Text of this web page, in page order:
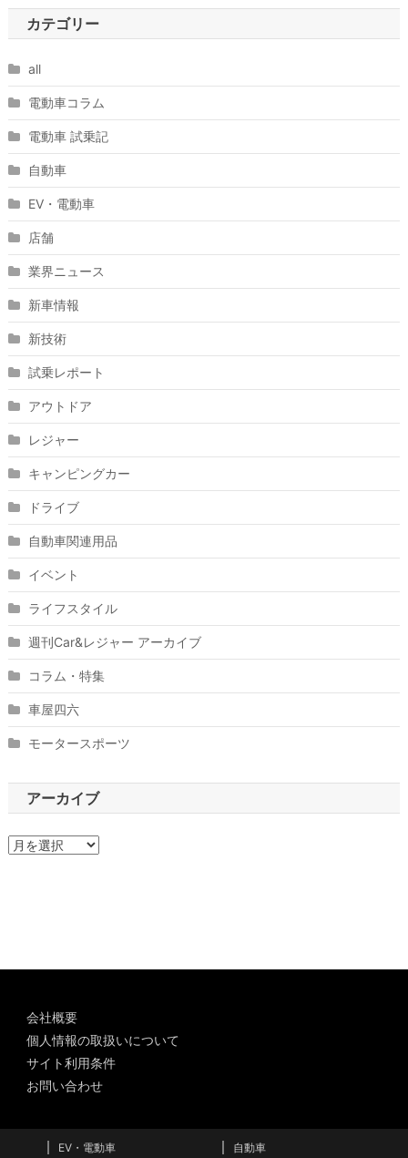
カテゴリー
all
電動車コラム
電動車 試乗記
自動車
EV・電動車
店舗
業界ニュース
新車情報
新技術
試乗レポート
アウトドア
レジャー
キャンピングカー
ドライブ
自動車関連用品
イベント
ライフスタイル
週刊Car&レジャー アーカイブ
コラム・特集
車屋四六
モータースポーツ
アーカイブ
ア
会社概要
個人情報の取扱いについて
サイト利用条件
お問い合わせ
EV・電動車 自動車